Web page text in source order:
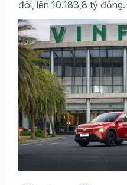
đôi, lên 10.183,8 tỷ đồng.